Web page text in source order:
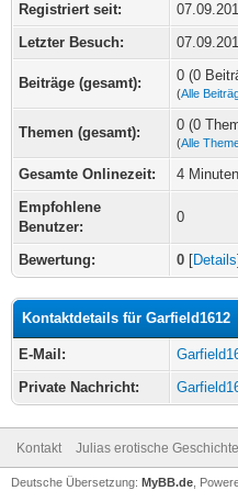
Registriert seit:
Letzter Besuch:
Beiträge (gesamt): 0 (0
(Alle
Themen (gesamt): 0 (0
(Alle
Gesamte Onlinezeit:
4
Empfohlene
Benutzer:
0
Bewertung: 0 [Details]
Kontaktdetails für Garfield1612
E-Mail:
Private Nachricht:
Kontakt Julias erotische
Deutsche Übersetzung: MyBB.de ,